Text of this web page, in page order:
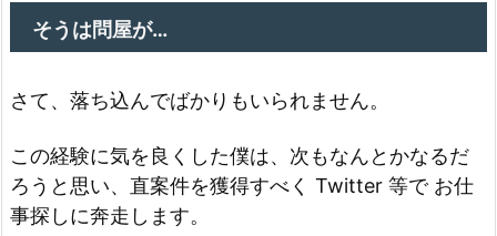
そうは問屋が…
さて、落ち込んでばかりもいられません。
この経験に気を良くした僕は、次もなんとかなるだ
ろうと思い、直案件を獲得すべく Twitter 等で お仕
事探しに奔走します。